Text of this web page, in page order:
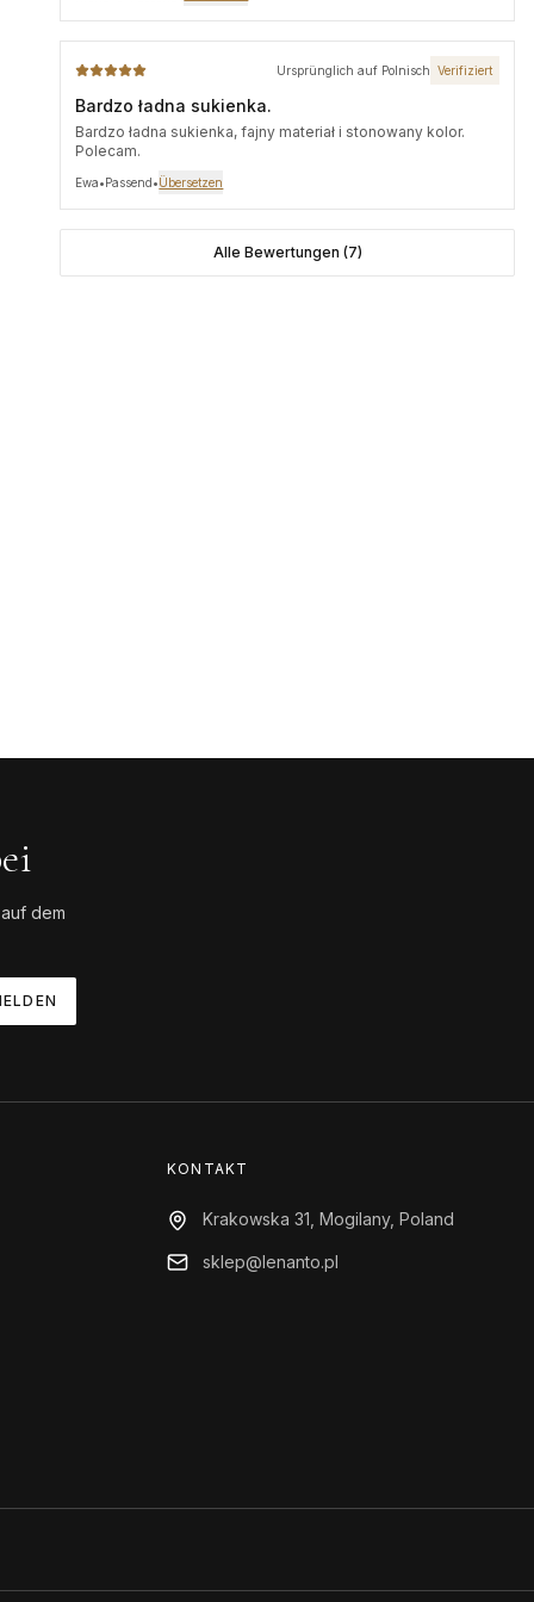
Ursprünglich auf Polnisch Verifiziert
Bardzo ładna sukienka.
Bardzo ładna sukienka, fajny materiał i stonowany kolor.
Polecam.
Ewa•Passend•Übersetzen
Alle Bewertungen (7)
dem
KONTAKT
Krakowska 31, Mogilany, Poland
sklep@lenanto.pl